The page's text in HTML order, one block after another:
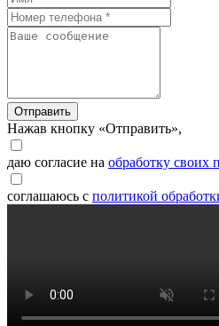
Отправить
Нажав кнопку «Отправить»,
даю согласие на обработку своих
соглашаюсь с политикой